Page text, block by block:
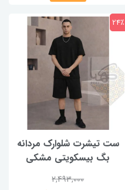
ست تیشرت شلوارک مردانه
بگ بیسکویتی مشکی
2,493,000
24٪